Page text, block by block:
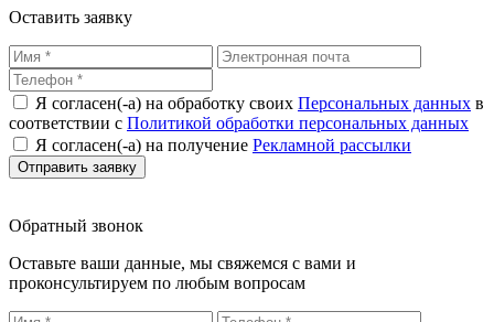
Оставить заявку
Я согласен(-а) на обработку своих Персональных данных в
соответствии с Политикой обработки персональных данных
Я согласен(-а) на получение Рекламной рассылки
Обратный звонок
Оставьте ваши данные, мы свяжемся с вами и
проконсультируем по любым вопросам